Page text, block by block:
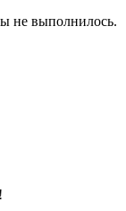
не выполнилось.